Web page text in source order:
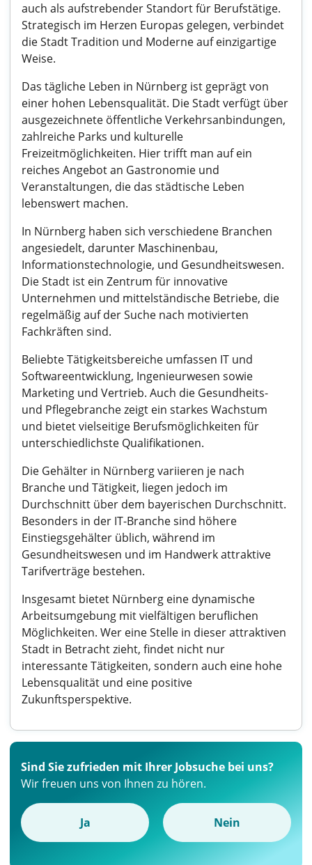
auch als aufstrebender Standort für Berufstätige.
Strategisch im Herzen Europas gelegen, verbindet
die Stadt Tradition und Moderne auf einzigartige
Weise.
Das tägliche Leben in Nürnberg ist geprägt von
einer hohen Lebensqualität. Die Stadt verfügt über
ausgezeichnete öffentliche Verkehrsanbindungen,
zahlreiche Parks und kulturelle
Freizeitmöglichkeiten. Hier trifft man auf ein
reiches Angebot an Gastronomie und
Veranstaltungen, die das städtische Leben
lebenswert machen.
In Nürnberg haben sich verschiedene Branchen
angesiedelt, darunter Maschinenbau,
Informationstechnologie, und Gesundheitswesen.
Die Stadt ist ein Zentrum für innovative
Unternehmen und mittelständische Betriebe, die
regelmäßig auf der Suche nach motivierten
Fachkräften sind.
Beliebte Tätigkeitsbereiche umfassen IT und
Softwareentwicklung, Ingenieurwesen sowie
Marketing und Vertrieb. Auch die Gesundheits-
und Pflegebranche zeigt ein starkes Wachstum
und bietet vielseitige Berufsmöglichkeiten für
unterschiedlichste Qualifikationen.
Die Gehälter in Nürnberg variieren je nach
Branche und Tätigkeit, liegen jedoch im
Durchschnitt über dem bayerischen Durchschnitt.
Besonders in der IT-Branche sind höhere
Einstiegsgehälter üblich, während im
Gesundheitswesen und im Handwerk attraktive
Tarifverträge bestehen.
Insgesamt bietet Nürnberg eine dynamische
Arbeitsumgebung mit vielfältigen beruflichen
Möglichkeiten. Wer eine Stelle in dieser attraktiven
Stadt in Betracht zieht, findet nicht nur
interessante Tätigkeiten, sondern auch eine hohe
Lebensqualität und eine positive
Zukunftsperspektive.
Sind Sie zufrieden mit Ihrer Jobsuche bei uns?
Wir freuen uns von Ihnen zu hören.
Ja Nein